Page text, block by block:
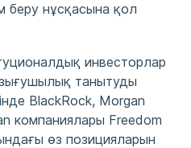
беру нұсқасына қол
инвесторлар
танытуды
BlackRock, Morgan
компаниялары Freedom
өз позицияларын